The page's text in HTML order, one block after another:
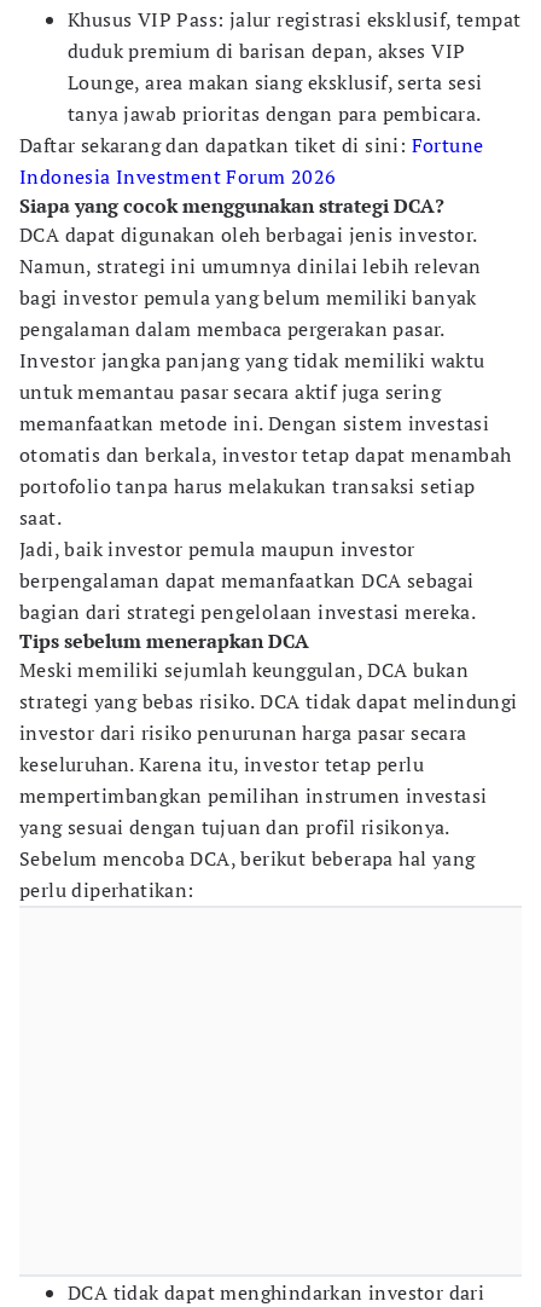
Khusus VIP Pass: jalur registrasi eksklusif, tempat
duduk premium di barisan depan, akses VIP
Lounge, area makan siang eksklusif, serta sesi
tanya jawab prioritas dengan para pembicara.
Daftar sekarang dan dapatkan tiket di sini: Fortune
Indonesia Investment Forum 2026
Siapa yang cocok menggunakan strategi DCA?
DCA dapat digunakan oleh berbagai jenis investor.
Namun, strategi ini umumnya dinilai lebih relevan
bagi investor pemula yang belum memiliki banyak
pengalaman dalam membaca pergerakan pasar.
Investor jangka panjang yang tidak memiliki waktu
untuk memantau pasar secara aktif juga sering
memanfaatkan metode ini. Dengan sistem investasi
otomatis dan berkala, investor tetap dapat menambah
portofolio tanpa harus melakukan transaksi setiap
saat.
Jadi, baik investor pemula maupun investor
berpengalaman dapat memanfaatkan DCA sebagai
bagian dari strategi pengelolaan investasi mereka.
Tips sebelum menerapkan DCA
Meski memiliki sejumlah keunggulan, DCA bukan
strategi yang bebas risiko. DCA tidak dapat melindungi
investor dari risiko penurunan harga pasar secara
keseluruhan. Karena itu, investor tetap perlu
mempertimbangkan pemilihan instrumen investasi
yang sesuai dengan tujuan dan profil risikonya.
Sebelum mencoba DCA, berikut beberapa hal yang
perlu diperhatikan:
DCA tidak dapat menghindarkan investor dari